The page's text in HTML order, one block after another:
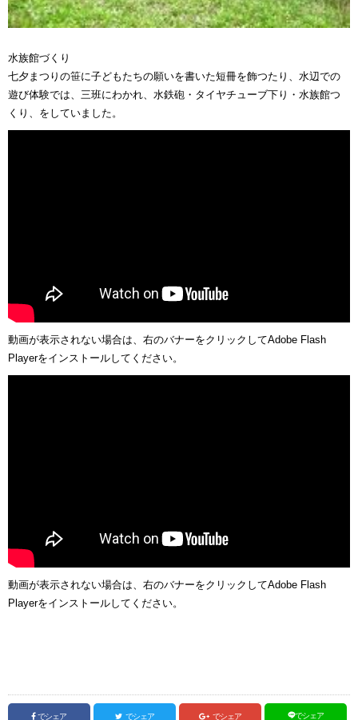
水族館づくり
七夕まつりの笹に子どもたちの願いを書いた短冊を飾つたり、水辺での
遊び体験では、三班にわかれ、水鉄砲・タイヤチューブ下り・水族館つ
くり、をしていました。
動画が表示されない場合は、右のバナーをクリックしてAdobe Flash
Playerをインストールしてください。
動画が表示されない場合は、右のバナーをクリックしてAdobe Flash
Playerをインストールしてください。
でシェア でシェア でシェア でシェア